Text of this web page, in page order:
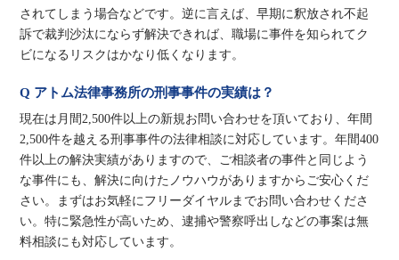
されてしまう場合などです。逆に言えば、早期に釈放され不起
訴で裁判沙汰にならず解決できれば、職場に事件を知られてク
ビになるリスクはかなり低くなります。
Q アトム法律事務所の刑事事件の実績は？
現在は月間2,500件以上の新規お問い合わせを頂いており、年間
2,500件を越える刑事事件の法律相談に対応しています。年間400
件以上の解決実績がありますので、ご相談者の事件と同じよう
な事件にも、解決に向けたノウハウがありますからご安心くだ
さい。まずはお気軽にフリーダイヤルまでお問い合わせくださ
い。特に緊急性が高いため、逮捕や警察呼出しなどの事案は無
料相談にも対応しています。